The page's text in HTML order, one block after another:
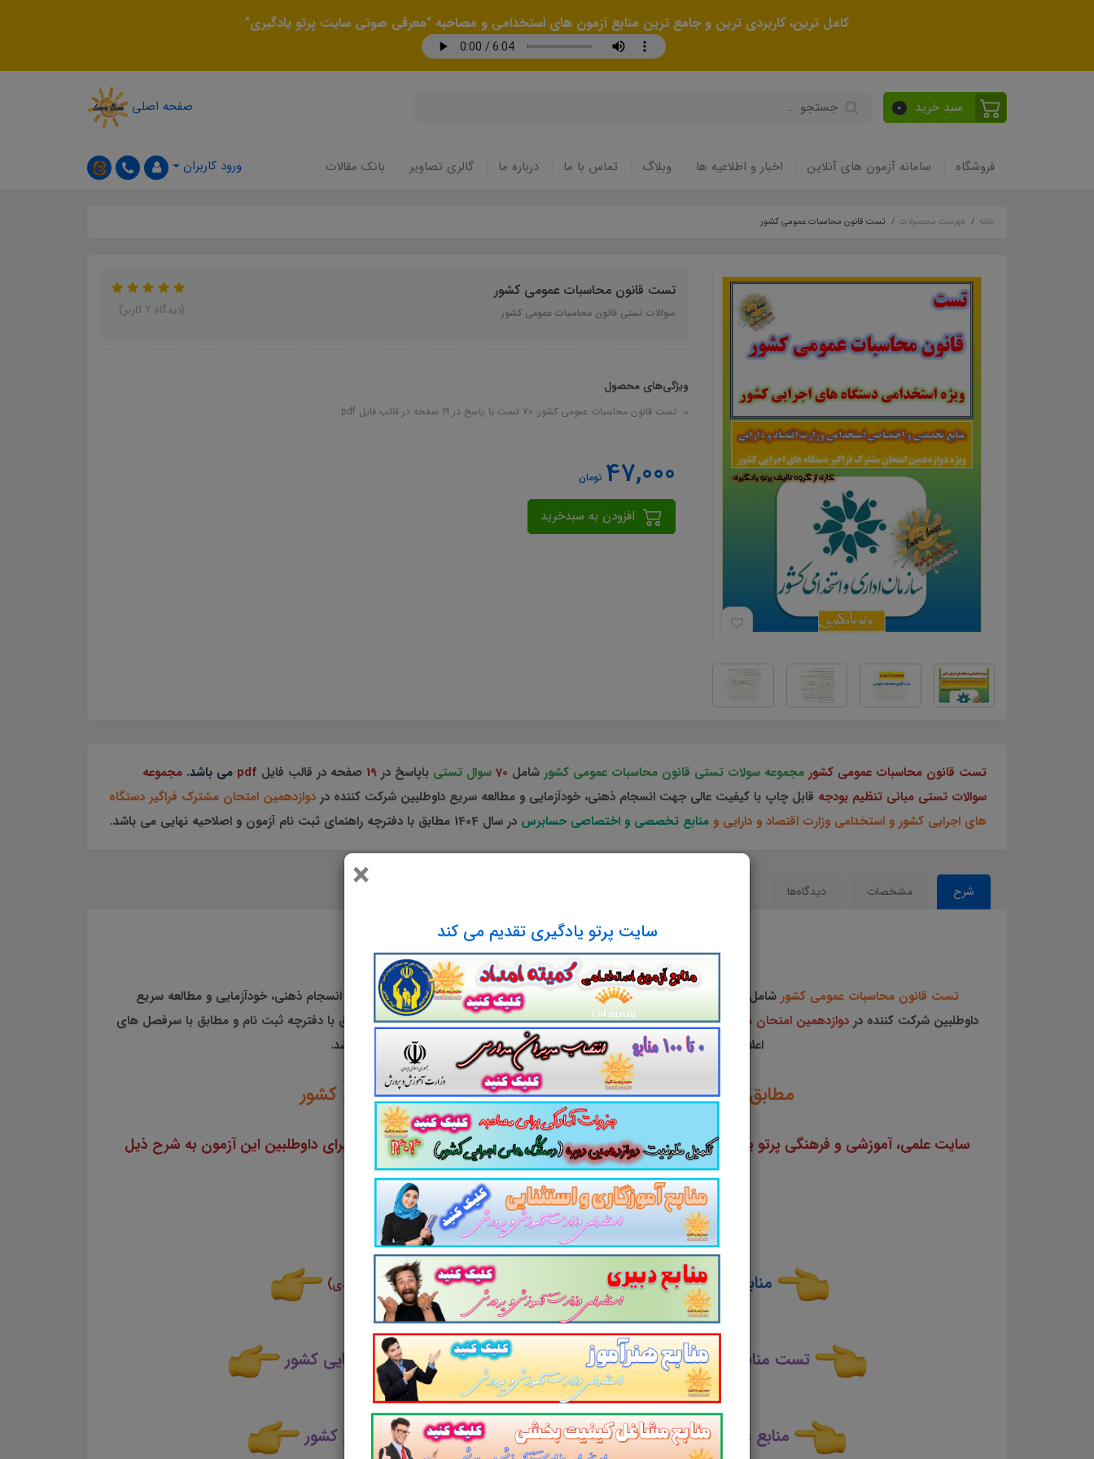
کامل ترین، کاربردی ترین و جامع ترین منابع آزمون های استخدامی و مصاحبه "معرفی صوتی سایت پرتو یادگیری"
سبد خرید 0 صفحه اصلی
فروشگاه سامانه آزمون های آنلاین اخبار و اطلاعیه ها وبلاگ تماس با ما درباره ما گالری تصاویر بانک مقالات ورود کاربران
×
سایت پرتو یادگیری تقدیم می کند
خانه فهرست محصولات تست قانون محاسبات عمومی کشور
تست قانون محاسبات عمومی کشور
سوالات تستی قانون محاسبات عمومی کشور (دیدگاه 2 کاربر)
ویژگی‌های محصول
تست قانون محاسبات عمومی کشور: 70 تست با پاسخ در 19 صفحه در قالب فایل pdf
47,000 تومان
تست قانون محاسبات عمومی کشور مجموعه سولات تستی قانون محاسبات عمومی کشور شامل 70 سوال تستی باپاسخ در 19 صفحه در قالب فایل pdf می باشد. مجموعه
سوالات تستی مبانی تنظیم بودجه قابل چاپ با کیفیت عالی جهت انسجام ذهنی، خودآزمایی و مطالعه سریع داوطلبین شرکت کننده در دوازدهمین امتحان مشترک فراگیر دستگاه
های اجرایی کشور و استخدامی وزارت اقتصاد و دارایی و منابع تخصصی و اختصاصی حسابرس در سال 1404 مطابق با دفترچه راهنمای ثبت نام آزمون و اصلاحیه نهایی می باشد.
شرح مشخصات دیدگاه‌ها
تست قانون محاسبات عمومی کشور
تست قانون محاسبات عمومی کشور شامل صفحه در قالب فایلpdf قابل چاپ با کیفیت عالی جهت انسجام ذهنی، خودآزمایی و مطالعه سریع
داوطلبین شرکت کننده دردوازدهمین امتحان مشترک فراگیر دستگاه های اجرایی کشور و استخدامی وزارت اقتصاد و دارایی
مطابق با دفترچه ثبت نام و مطابق با سرفصل های
اعلام شده در دفترچه راهنمای ثبت ناممنابع تخصصی و اختصاصی حسابرس می باشد.
مطابق با دوازدهمین امتحان مشترک فراگیر دستگاه های اجرایی کشور
سایت علمی، آموزشی و فرهنگی پرتو یادگیری مجموعه منابع آمادگی برای آزمونهای استخدامی سال ۱۴۰4 را برای داوطلبین این آزمون به شرح ذیل
اعلام می دارد.
لینک دانلود
منابع تخصصی و اختصاصی حسابرس وزارت اقتصاد و دارایی (به زودی)
تست منابع عمومی دوازدهمین امتحان مشترک فراگیر دستگاه های اجرایی کشور
منابع عمومی دوازدهمین امتحان مشترک فراگیر دستگاه های اجرایی کشور